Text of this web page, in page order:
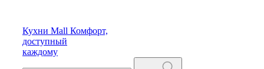
Кухни Mall Комфорт,
доступный
каждому